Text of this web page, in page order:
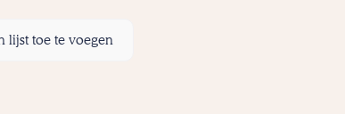
lijst toe te voegen